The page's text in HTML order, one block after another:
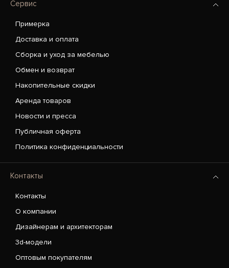
Сервис
Примерка
Доставка и оплата
Сборка и уход за мебелью
Обмен и возврат
Накопительные скидки
Аренда товаров
Новости и пресса
Публичная оферта
Политика конфиденциальности
Контакты
Контакты
О компании
Дизайнерам и архитекторам
3d-модели
Оптовым покупателям